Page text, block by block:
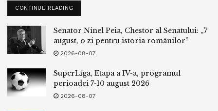
CONTINUE READING
Senator Ninel Peia, Chestor al Senatului: „7
august, o zi pentru istoria românilor”
2026-08-07
SuperLiga, Etapa a IV-a, programul
perioadei 7-10 august 2026
2026-08-07